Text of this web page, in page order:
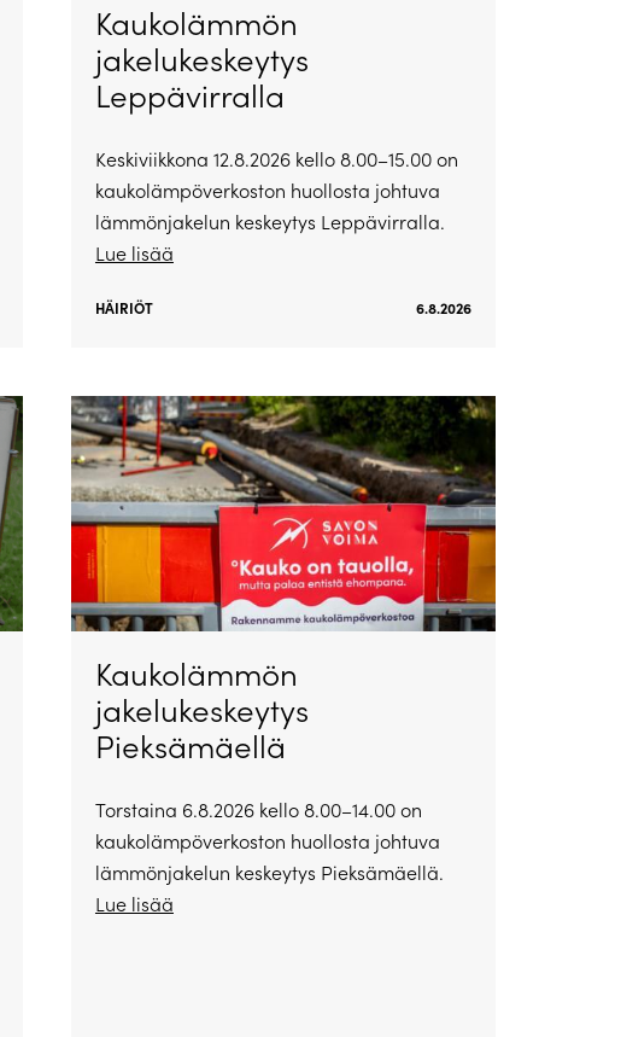
Kaukolämmön
jakelukeskeytys
Leppävirralla
Keskiviikkona 12.8.2026 kello 8.00–15.00 on
kaukolämpöverkoston huollosta johtuva
lämmönjakelun keskeytys Leppävirralla.
Lue lisää
HÄIRIÖT 6.8.2026
Kaukolämmön
jakelukeskeytys
Pieksämäellä
Torstaina 6.8.2026 kello 8.00–14.00 on
kaukolämpöverkoston huollosta johtuva
lämmönjakelun keskeytys Pieksämäellä.
Lue lisää